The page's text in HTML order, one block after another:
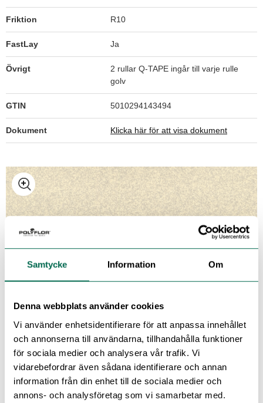
Samtycke Information Om
Denna webbplats använder cookies
Vi använder enhetsidentifierare för att anpassa innehållet
och annonserna till användarna, tillhandahålla funktioner
för sociala medier och analysera vår trafik. Vi
vidarebefordrar även sådana identifierare och annan
information från din enhet till de sociala medier och
annons- och analysföretag som vi samarbetar med.
Friktion R10
FastLay Ja
Övrigt
2 rullar Q-TAPE ingår till varje rulle
golv
GTIN 5010294143494
Dokument Klicka här för att visa dokument
6268 Fountain Stone
6269 Magnetite
6272 Flint Earth
6273 Classic Rock
6274 Alpine Blue
6276 Paddlestone